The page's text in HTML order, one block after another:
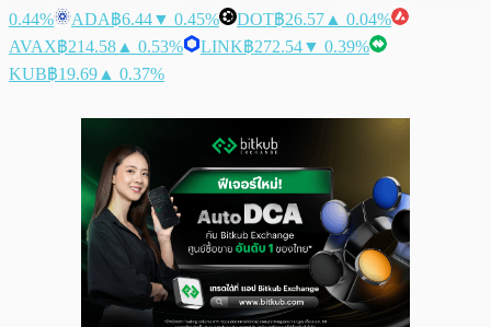
0.44%
ADA฿6.44▼ 0.45% DOT฿26.57 ▲ 0.04%
AVAX฿214.58 ▲ 0.53% LINK฿272.54▼ 0.39%
KUB฿19.69 ▲ 0.37%